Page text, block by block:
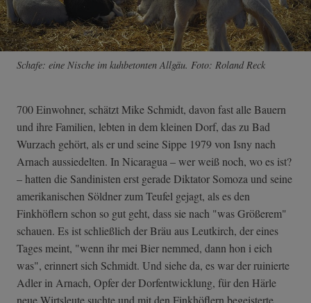
Schafe: eine Nische im kuhbetonten Allgäu. Foto: Roland Reck
700 Einwohner, schätzt Mike Schmidt, davon fast alle Bauern
und ihre Familien, lebten in dem kleinen Dorf, das zu Bad
Wurzach gehört, als er und seine Sippe 1979 von Isny nach
Arnach aussiedelten. In Nicaragua – wer weiß noch, wo es ist?
– hatten die Sandinisten erst gerade Diktator Somoza und seine
amerikanischen Söldner zum Teufel gejagt, als es den
Finkhöflern schon so gut geht, dass sie nach "was Größerem"
schauen. Es ist schließlich der Bräu aus Leutkirch, der eines
Tages meint, "wenn ihr mei Bier nemmed, dann hon i eich
was", erinnert sich Schmidt. Und siehe da, es war der ruinierte
Adler in Arnach, Opfer der Dorfentwicklung, für den Härle
neue Wirtsleute suchte und mit den Finkhöflern begeisterte